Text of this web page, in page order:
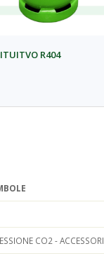
R404
CO2 - ACCESSORI